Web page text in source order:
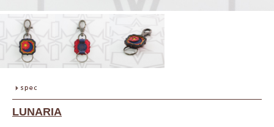
LUNARIA